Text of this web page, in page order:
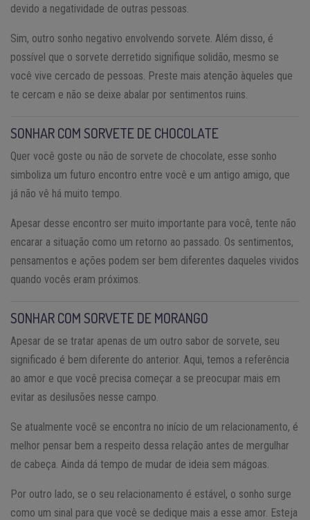
devido a negatividade de outras pessoas.
Sim, outro sonho negativo envolvendo sorvete. Além disso, é
possível que o sorvete derretido signifique solidão, mesmo se
você vive cercado de pessoas. Preste mais atenção àqueles que
te cercam e não se deixe abalar por sentimentos ruins.
SONHAR COM SORVETE DE CHOCOLATE
Quer você goste ou não de sorvete de chocolate, esse sonho
simboliza um futuro encontro entre você e um antigo amigo, que
já não vê há muito tempo.
Apesar desse encontro ser muito importante para você, tente não
encarar a situação como um retorno ao passado. Os sentimentos,
pensamentos e ações podem ser bem diferentes daqueles vividos
quando vocês eram próximos.
SONHAR COM SORVETE DE MORANGO
Apesar de se tratar apenas de um outro sabor de sorvete, seu
significado é bem diferente do anterior. Aqui, temos a referência
ao amor e que você precisa começar a se preocupar mais em
evitar as desilusões nesse campo.
Se atualmente você se encontra no início de um relacionamento, é
melhor pensar bem a respeito dessa relação antes de mergulhar
de cabeça. Ainda dá tempo de mudar de ideia sem mágoas.
Por outro lado, se o seu relacionamento é estável, o sonho surge
como um sinal para que você se dedique mais a esse amor. Esteja